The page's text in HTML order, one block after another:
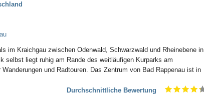
im Kraichgau zwischen Odenwald, Schwarzwald und Rheinebene in
selbst liegt ruhig am Rande des weitläufigen Kurparks am
und Radtouren. Das Zentrum von Bad Rappenau ist in
Durchschnittliche Bewertung